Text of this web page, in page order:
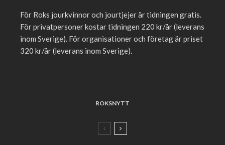
För Roks jourkvinnor och jourtjejer är tidningen gratis.
För privatpersoner kostar tidningen 220 kr/år (leverans
inom Sverige). För organisationer och företag är priset
320 kr/år (leverans inom Sverige).
ROKSNYTT